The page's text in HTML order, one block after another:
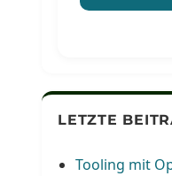
LETZTE
Tooling mit